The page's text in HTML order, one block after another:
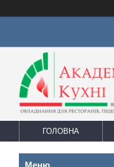
ГОЛОВНА